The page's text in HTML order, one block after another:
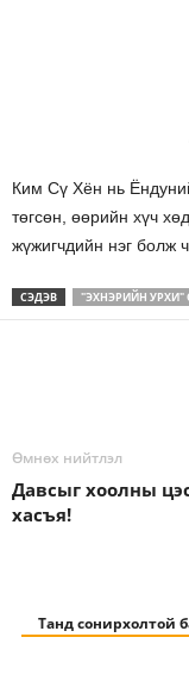
Ким Сү Хён нь
төгсөн, өөрийн хүч
жүжигчдийн нэг болж
СЭДЭВ "ЭХНЭРИЙН УРХИ"
Өмнөх нийтлэл
Давсыг хоолны
хасъя!
Танд сонирхолтой